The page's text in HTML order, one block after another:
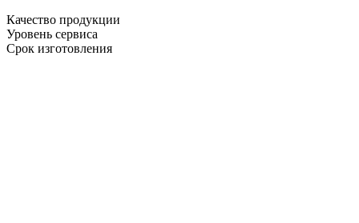
Качество продукции
Уровень сервиса
Срок изготовления